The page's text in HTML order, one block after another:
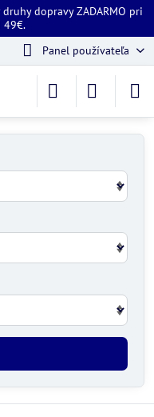
dopravy ZADARMO pri
49€.
Panel používateľa